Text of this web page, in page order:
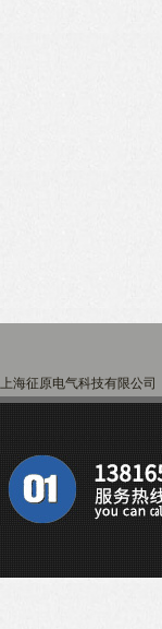
上海征原电气科技有限公司